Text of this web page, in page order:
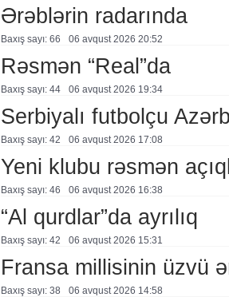
Ərəblərin radarında
Baxış sayı: 66 06 avqust 2026 20:52
Rəsmən “Real”da
Baxış sayı: 44 06 avqust 2026 19:34
Serbiyalı futbolçu
Baxış sayı: 42 06 avqust 2026 17:08
Yeni klubu rəsmən
Baxış sayı: 46 06 avqust 2026 16:38
“Al qurdlar”da ayrılıq
Baxış sayı: 42 06 avqust 2026 15:31
Fransa millisinin üzvü
Baxış sayı: 38 06 avqust 2026 14:58